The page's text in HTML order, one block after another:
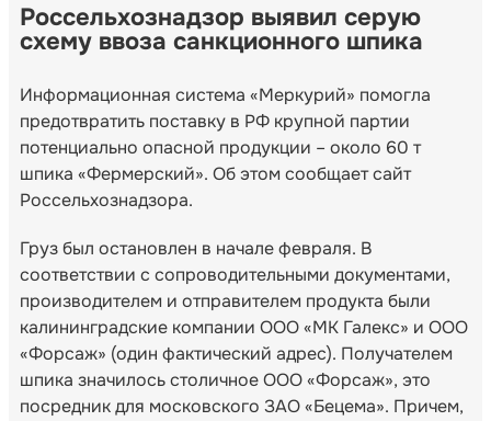
Россельхознадзор выявил серую
схему ввоза санкционного шпика
Информационная система «Меркурий» помогла
предотвратить поставку в РФ крупной партии
потенциально опасной продукции – около 60 т
шпика «Фермерский». Об этом сообщает сайт
Россельхознадзора.
Груз был остановлен в начале февраля. В
соответствии с сопроводительными документами,
производителем и отправителем продукта были
калининградские компании ООО «МК Галекс» и ООО
«Форсаж» (один фактический адрес). Получателем
шпика значилось столичное ООО «Форсаж», это
посредник для московского ЗАО «Бецема». Причем,